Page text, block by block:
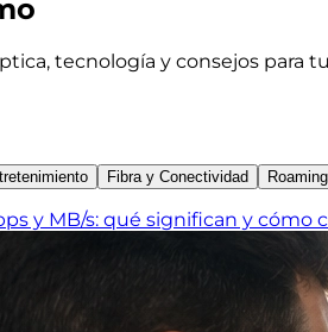
tecnología y consejos para
Fibra y Conectividad
y MB/s: qué significan y cómo